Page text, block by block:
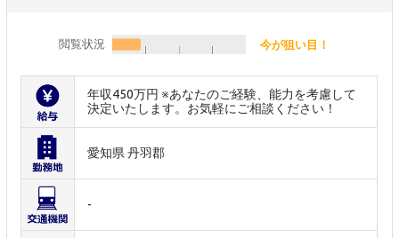
閲覧状況 今が狙い目！
年収450万円 ※あなたのご経験、能力を考慮して
決定いたします。お気軽にご相談ください！
愛知県 丹羽郡
-